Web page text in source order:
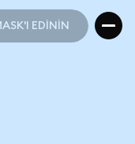
EDİNİN